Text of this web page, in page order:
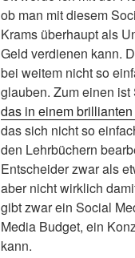
ob man mit diesem
Krams überhaupt als
Geld verdienen kann.
bei weitem nicht so
glauben. Zum einen
das in einem
das sich nicht so
den Lehrbüchern
Entscheider zwar als
aber nicht wirklich
gibt zwar ein Social
Media Budget, ein
kann.